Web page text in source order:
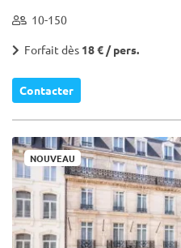
10-150
Forfait dès 18 € / pers.
Contacter
NOUVEAU